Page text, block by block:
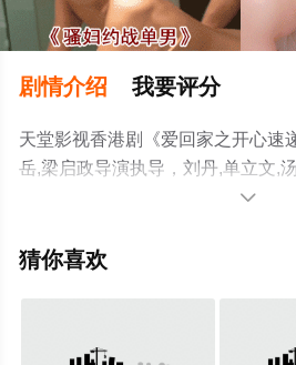
剧情介绍 我要评分
天堂影视香港剧《爱回家之开心速
岳,梁启政导演执导，刘丹,单立文,
中国香港电视剧，手机免费观看高
剧、电视猫或剧情网等平台了解。

猜你喜欢